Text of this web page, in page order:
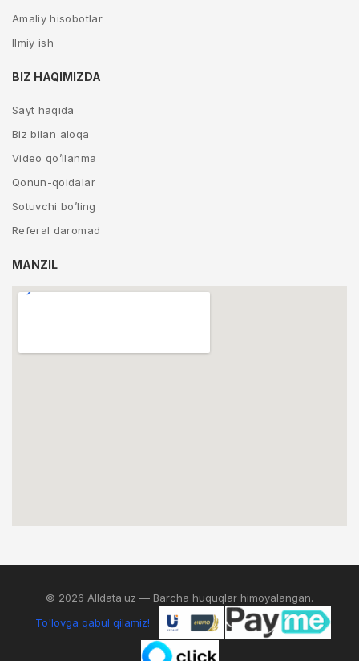
Amaliy hisobotlar
Ilmiy ish
BIZ HAQIMIZDA
Sayt haqida
Biz bilan aloqa
Video qo’llanma
Qonun-qoidalar
Sotuvchi bo’ling
Referal daromad
MANZIL
© 2026 Alldata.uz — Barcha huquqlar himoyalangan.
To'lovga qabul qilamiz!